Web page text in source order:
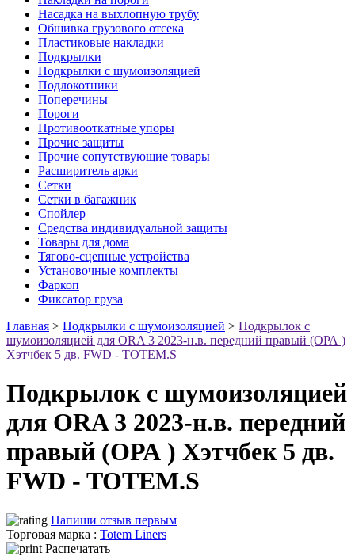
Насадка на выхлопную трубу
Обшивка грузового отсека
Пластиковые накладки
Подкрылки
Подкрылки с шумоизоляцией
Подлокотники
Поперечины
Пороги
Противооткатные упоры
Прочие защиты
Прочие сопутствующие товары
Расширитель арки
Сетки
Сетки в багажник
Спойлер
Средства индивидуальной защиты
Товары для дома
Тягово-сцепные устройства
Установочные комплекты
Фаркоп
Фиксатор груза
Главная > Подкрылки с шумоизоляцией > Подкрылок с
шумоизоляцией для ORA 3 2023-н.в. передний правый (ОРА )
Хэтчбек 5 дв. FWD - TOTEM.S
Подкрылок с шумоизоляцией
для ORA 3 2023-н.в. передний
правый (ОРА ) Хэтчбек 5 дв.
FWD - TOTEM.S
Напиши отзыв первым
Торговая марка : Totem Liners
Распечатать